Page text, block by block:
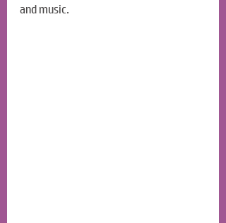
and music.